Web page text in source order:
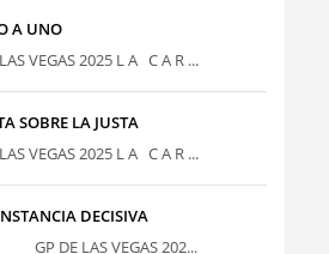
A UNO
VEGAS 2025 L A C A R ...
SOBRE LA JUSTA
VEGAS 2025 L A C A R ...
DECISIVA
GP DE LAS VEGAS 202...